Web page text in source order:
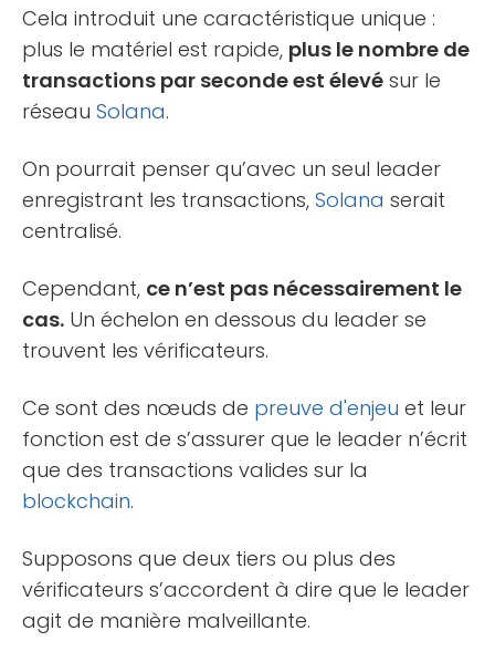
Cela introduit une caractéristique unique :
plus le matériel est rapide, plus le nombre de
transactions par seconde est élevé sur le
réseau Solana.
On pourrait penser qu’avec un seul leader
enregistrant les transactions, Solana serait
centralisé.
Cependant, ce n’est pas nécessairement le
cas. Un échelon en dessous du leader se
trouvent les vérificateurs.
Ce sont des nœuds de preuve d'enjeu et leur
fonction est de s’assurer que le leader n’écrit
que des transactions valides sur la
blockchain.
Supposons que deux tiers ou plus des
vérificateurs s’accordent à dire que le leader
agit de manière malveillante.